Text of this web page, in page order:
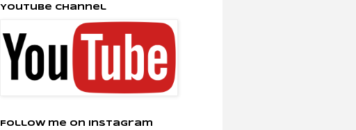
Youtube Channel
Follow me on Instagram